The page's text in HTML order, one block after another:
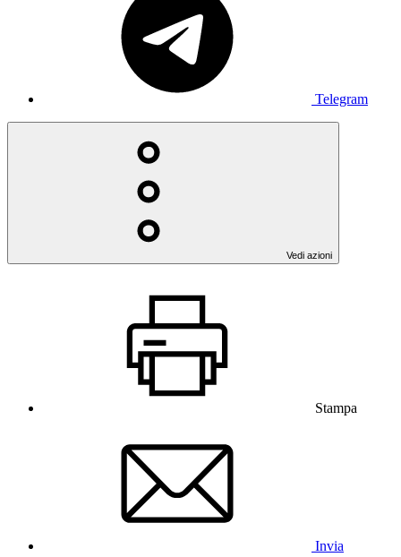
Telegram
Vedi azioni
Stampa
Invia